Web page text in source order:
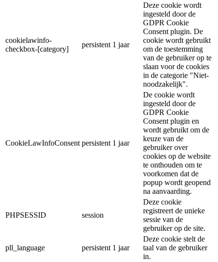
cookielawinfo-
checkbox-[category]
persistent 1 jaar
Deze cookie wordt
ingesteld door de
GDPR Cookie
Consent plugin. De
cookie wordt gebruikt
om de toestemming
van de gebruiker op te
slaan voor de cookies
in de categorie "Niet-
noodzakelijk".
CookieLawInfoConsent persistent 1 jaar
De cookie wordt
ingesteld door de
GDPR Cookie
Consent plugin en
wordt gebruikt om de
keuze van de
gebruiker over
cookies op de website
te onthouden om te
voorkomen dat de
popup wordt geopend
na aanvaarding.
PHPSESSID session
Deze cookie
registreert de unieke
sessie van de
gebruiker op de site.
pll_language persistent 1 jaar
Deze cookie stelt de
taal van de gebruiker
in.